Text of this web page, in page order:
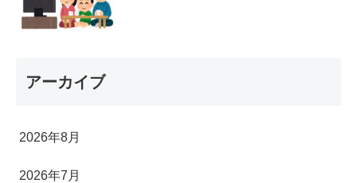
アーカイブ
2026年8月
2026年7月